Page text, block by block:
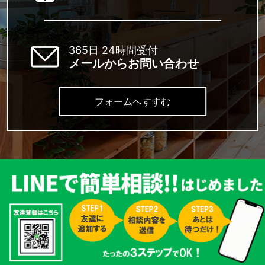
365日 24時間受付
メールからお問い合わせ
フォームへすすむ